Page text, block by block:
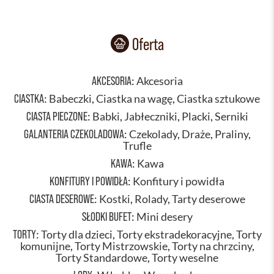
Oferta
AKCESORIA:Akcesoria
CIASTKA: Babeczki,Ciastka na wagę,Ciastka sztukowe
CIASTA PIECZONE: Babki, Jabłeczniki, Placki,Serniki
GALANTERIA CZEKOLADOWA:Czekolady, Draże, Praliny,
Trufle
KAWA: Kawa
KONFITURY I POWIDŁA: Konfitury i powidła
CIASTA DESEROWE: Kostki, Rolady,Tarty deserowe
SŁODKI BUFET: Mini desery
TORTY:Torty dla dzieci,Torty ekstradekoracyjne,Torty
komunijne,Torty Mistrzowskie,Torty na chrzciny,
Torty Standardowe,Torty weselne